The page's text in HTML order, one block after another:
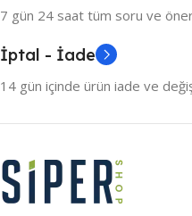
7 gün 24 saat tüm soru ve
İptal - İade
14 gün içinde ürün iade ve